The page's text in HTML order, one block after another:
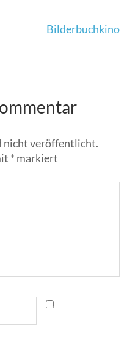
Bilderbuchkino
nicht veröffentlicht.
* markiert